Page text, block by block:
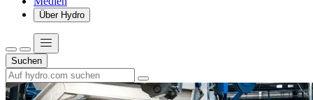
Über Hydro
Suchen